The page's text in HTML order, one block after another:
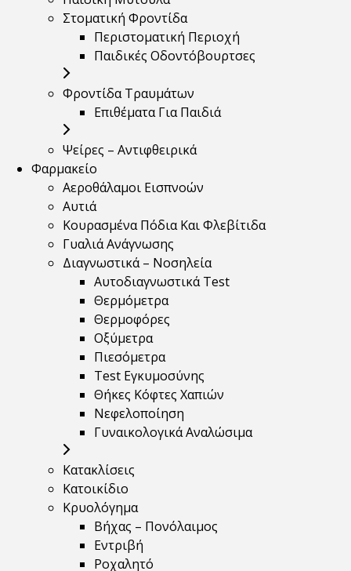
Στοματική Φροντίδα
Περιστοματική Περιοχή
Παιδικές Οδοντόβουρτσες
Φροντίδα Τραυμάτων
Επιθέματα Για Παιδιά
Ψείρες – Αντιφθειρικά
Φαρμακείο
Αεροθάλαμοι Εισπνοών
Αυτιά
Κουρασμένα Πόδια Και Φλεβίτιδα
Γυαλιά Ανάγνωσης
Διαγνωστικά – Νοσηλεία
Αυτοδιαγνωστικά Test
Θερμόμετρα
Θερμοφόρες
Οξύμετρα
Πιεσόμετρα
Test Εγκυμοσύνης
Θήκες Κόφτες Χαπιών
Νεφελοποίηση
Γυναικολογικά Αναλώσιμα
Κατακλίσεις
Κατοικίδιο
Κρυολόγημα
Βήχας – Πονόλαιμος
Εντριβή
Ροχαλητό